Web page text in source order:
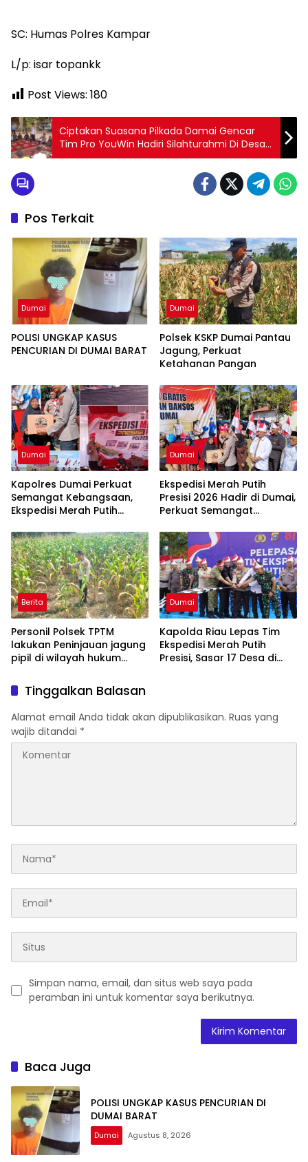
SC: Humas Polres Kampar
L/p: isar topankk
Post Views: 180
Ciptakan Suasana Pilkada Damai Gencar
Tim Pro YouWin Hadiri Silahturahmi Di Desa
Kualu Nenas.
Pos Terkait
Dumai
POLISI UNGKAP KASUS
PENCURIAN DI DUMAI BARAT
Dumai
Polsek KSKP Dumai Pantau
Jagung, Perkuat
Ketahanan Pangan
Dumai
Kapolres Dumai Perkuat
Semangat Kebangsaan,
Ekspedisi Merah Putih
Nyata untuk Rakyat
Dumai
Ekspedisi Merah Putih
Presisi 2026 Hadir di Dumai,
Perkuat Semangat
Kepedulian Sosial
Berita
Personil Polsek TPTM
lakukan Peninjauan jagung
pipil di wilayah hukum
Dumai
Kapolda Riau Lepas Tim
Ekspedisi Merah Putih
Presisi, Sasar 17 Desa di
Tinggalkan Balasan
Alamat email Anda tidak akan dipublikasikan. Ruas yang
wajib ditandai *
Simpan nama, email, dan situs web saya pada
peramban ini untuk komentar saya berikutnya.
Baca Juga
POLISI UNGKAP KASUS PENCURIAN DI
DUMAI BARAT
Dumai Agustus 8, 2026